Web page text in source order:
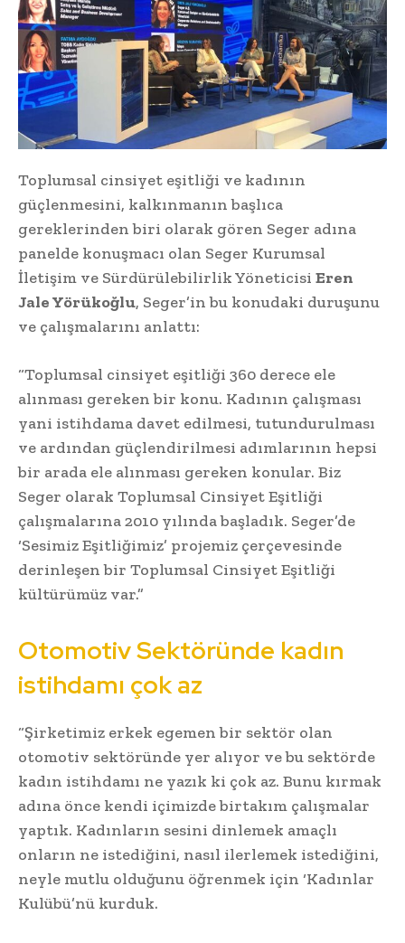
Toplumsal cinsiyet eşitliği ve kadının
güçlenmesini, kalkınmanın başlıca
gereklerinden biri olarak gören Seger adına
panelde konuşmacı olan Seger Kurumsal
İletişim ve Sürdürülebilirlik Yöneticisi Eren
Jale Yörükoğlu, Seger’in bu konudaki duruşunu
ve çalışmalarını anlattı:
“Toplumsal cinsiyet eşitliği 360 derece ele
alınması gereken bir konu. Kadının çalışması
yani istihdama davet edilmesi, tutundurulması
ve ardından güçlendirilmesi adımlarının hepsi
bir arada ele alınması gereken konular. Biz
Seger olarak Toplumsal Cinsiyet Eşitliği
çalışmalarına 2010 yılında başladık. Seger’de
‘Sesimiz Eşitliğimiz’ projemiz çerçevesinde
derinleşen bir Toplumsal Cinsiyet Eşitliği
kültürümüz var.”
Otomotiv Sektöründe kadın
istihdamı çok az
“Şirketimiz erkek egemen bir sektör olan
otomotiv sektöründe yer alıyor ve bu sektörde
kadın istihdamı ne yazık ki çok az. Bunu kırmak
adına önce kendi içimizde birtakım çalışmalar
yaptık. Kadınların sesini dinlemek amaçlı
onların ne istediğini, nasıl ilerlemek istediğini,
neyle mutlu olduğunu öğrenmek için ‘Kadınlar
Kulübü’nü kurduk.